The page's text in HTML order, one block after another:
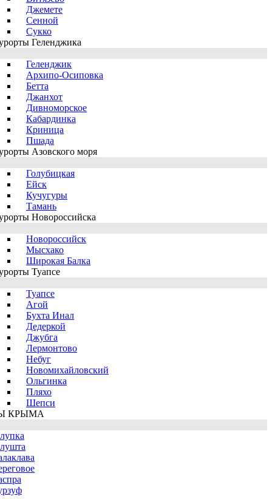
Джемете
Сенной
Сукко
Геленджика
Геленджик
Архипо-Осиповка
Бетта
Джанхот
Дивноморское
Кабардинка
Криница
Пшада
Азовского моря
Голубицкая
Ейск
Кучугуры
Тамань
Новороссийска
Новороссийск
Мысхако
Широкая Балка
Туапсе
Туапсе
Агой
Бухта Инал
Дедеркой
Джубга
Лермонтово
Небуг
Новомихайловский
Ольгинка
Пляхо
Шепси
КРЫМА